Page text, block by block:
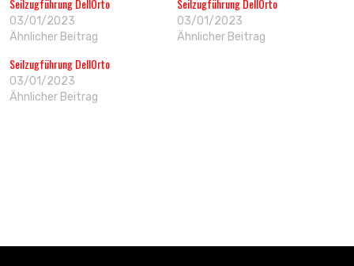
03/01/2023
Ähnlicher Beitrag
03/01/2023
Ähnlicher Beitrag
Seilzugführung DellOrto
03/01/2023
Ähnlicher Beitrag